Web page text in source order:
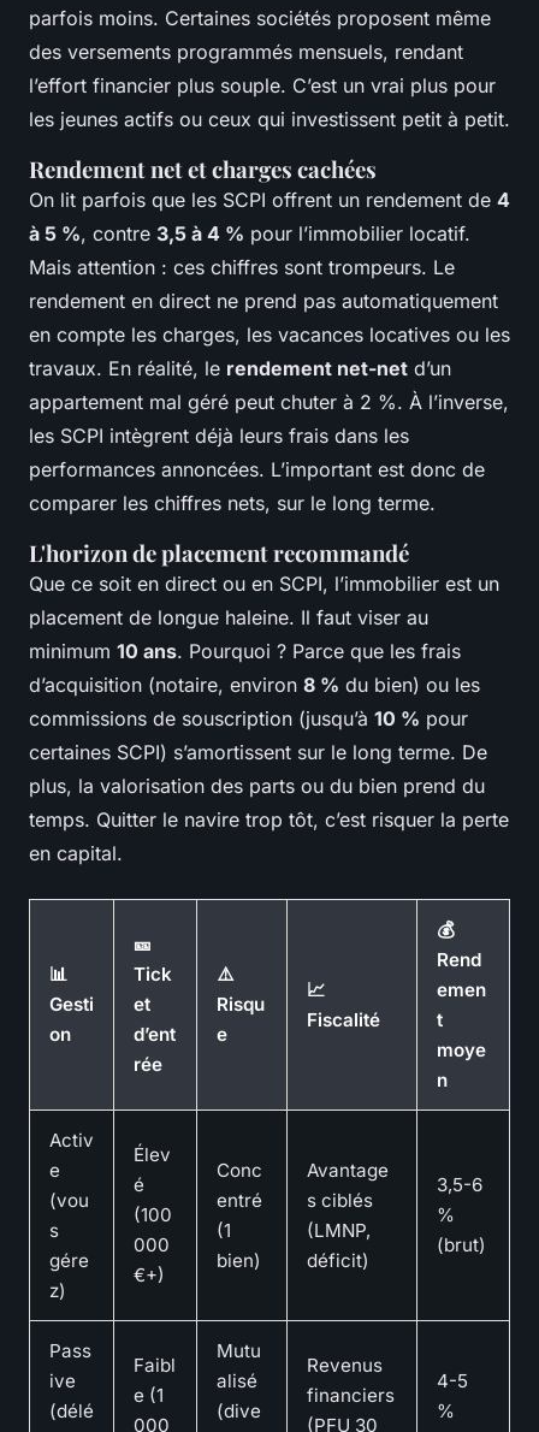
parfois moins. Certaines sociétés proposent même
des versements programmés mensuels, rendant
l’effort financier plus souple. C’est un vrai plus pour
les jeunes actifs ou ceux qui investissent petit à petit.
Rendement net et charges cachées
On lit parfois que les SCPI offrent un rendement de 4
à 5 %, contre 3,5 à 4 % pour l’immobilier locatif.
Mais attention : ces chiffres sont trompeurs. Le
rendement en direct ne prend pas automatiquement
en compte les charges, les vacances locatives ou les
travaux. En réalité, le rendement net-net d’un
appartement mal géré peut chuter à 2 %. À l’inverse,
les SCPI intègrent déjà leurs frais dans les
performances annoncées. L’important est donc de
comparer les chiffres nets, sur le long terme.
L'horizon de placement recommandé
Que ce soit en direct ou en SCPI, l’immobilier est un
placement de longue haleine. Il faut viser au
minimum 10 ans. Pourquoi ? Parce que les frais
d’acquisition (notaire, environ 8 % du bien) ou les
commissions de souscription (jusqu’à 10 % pour
certaines SCPI) s’amortissent sur le long terme. De
plus, la valorisation des parts ou du bien prend du
temps. Quitter le navire trop tôt, c’est risquer la perte
en capital.
📊
Gesti
on
🎫
Tick
et
d’ent
rée
⚠️
Risqu
e
📈
Fiscalité
💰
Rend
emen
t
moye
n
Activ
e
(vou
s
gére
z)
Élev
é
(100
000
€+)
Conc
entré
(1
bien)
Avantage
s ciblés
(LMNP,
déficit)
3,5-6
%
(brut)
Pass
ive
(délé
Faibl
e (1
000
Mutu
alisé
(dive
Revenus
financiers
(PFU 30
4-5
%